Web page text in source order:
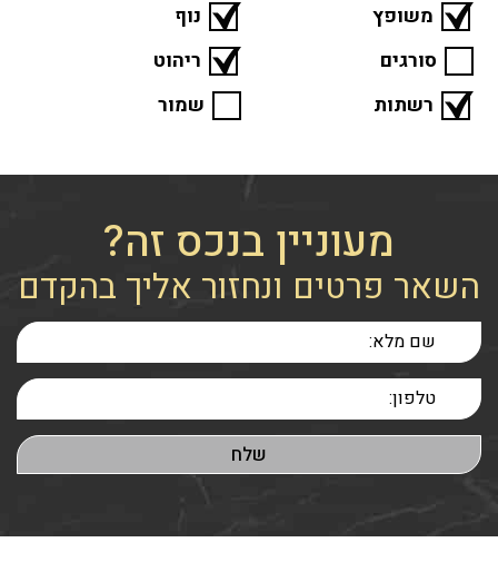
משופץ
נוף
סורגים
ריהוט
רשתות
שמור
מעוניין בנכס זה?
השאר פרטים ונחזור אליך בהקדם